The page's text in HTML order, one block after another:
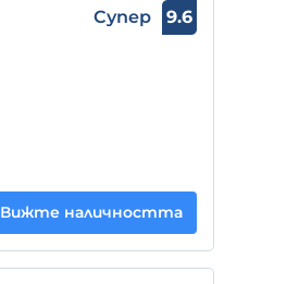
Супер 9.6
Вижте наличността